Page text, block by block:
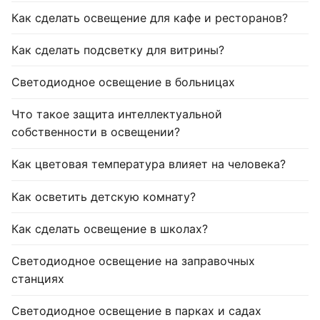
Как сделать освещение для кафе и ресторанов?
Как сделать подсветку для витрины?
Светодиодное освещение в больницах
Что такое защита интеллектуальной
собственности в освещении?
Как цветовая температура влияет на человека?
Как осветить детскую комнату?
Как сделать освещение в школах?
Светодиодное освещение на заправочных
станциях
Светодиодное освещение в парках и садах